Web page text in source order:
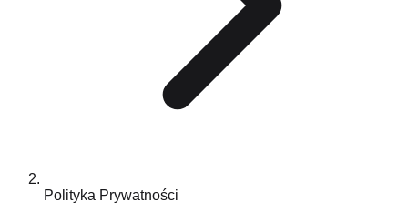
Polityka Prywatności